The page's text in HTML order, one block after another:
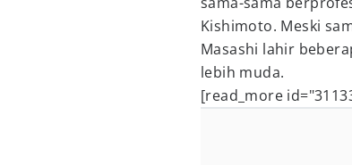
Kishimoto. Meski
Masashi lahir
lebih muda.
[read_more